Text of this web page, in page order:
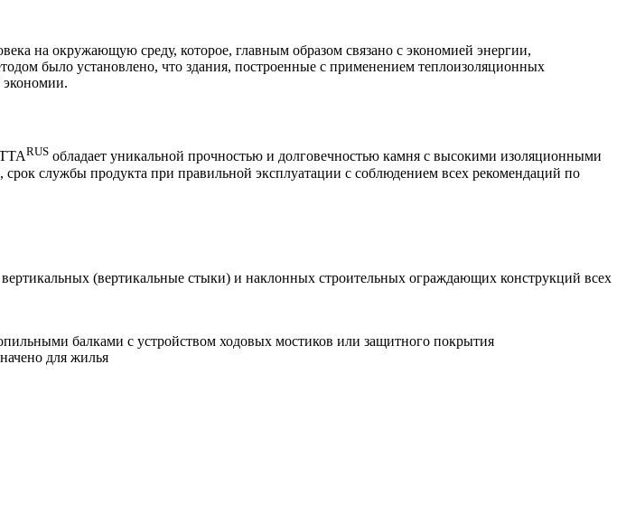
на окружающую среду, которое, главным образом связано с экономией энергии,
было установлено, что здания, построенные с применением теплоизоляционных
экономии.
RUS обладает уникальной прочностью и долговечностью камня с высокими изоляционными
службы продукта при правильной эксплуатации с соблюдением всех рекомендаций по
(вертикальные стыки) и наклонных строительных ограждающих конструкций всех
балками с устройством ходовых мостиков или защитного покрытия
для жилья